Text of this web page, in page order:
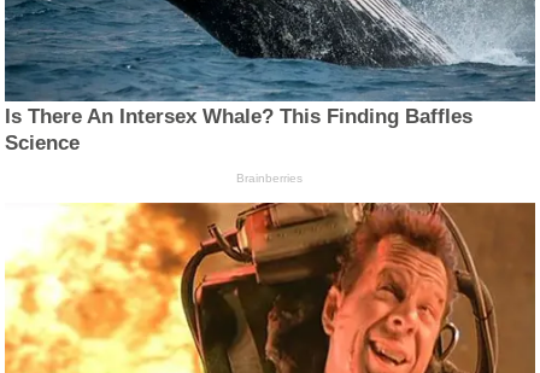
Is There An Intersex Whale? This Finding Baffles
Science
Brainberries